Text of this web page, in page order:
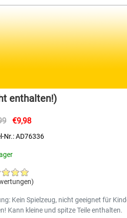
enthalten!)
€9,98
Nr.: AD76336
Kein Spielzeug, nicht geeignet für
Kann kleine und spitze Teile enthalten.